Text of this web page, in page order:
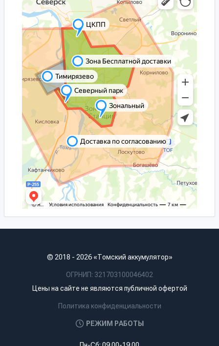
© 2018 - 2026 «Томский аккумулятор»
ОГРНИП: 321703100046402
Цены на сайте не являются публичной офертой
Политика конфиденциальности
РЕЖИМ РАБОТЫ